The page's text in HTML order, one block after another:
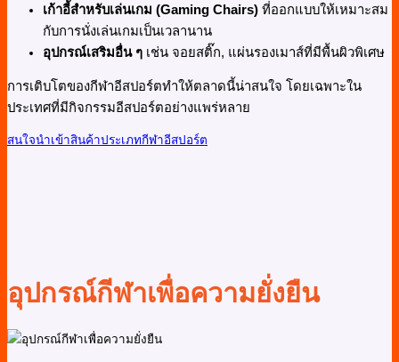
เก้าอี้สำหรับเล่นเกม (Gaming Chairs) ที่ออกแบบให้เหมาะสม
กับการนั่งเล่นเกมเป็นเวลานาน
อุปกรณ์เสริมอื่น ๆ เช่น จอยสติ๊ก, แผ่นรองเมาส์ที่มีพื้นผิวพิเศษ
การเติบโตของกีฬาอีสปอร์ตทำให้ตลาดนี้น่าสนใจ โดยเฉพาะใน
ประเทศที่มีกิจกรรมอีสปอร์ตอย่างแพร่หลาย
สนใจนำเข้าสินค้าประเภทกีฬาอีสปอร์ต
อุปกรณ์กีฬาเพื่อความยั่งยืน